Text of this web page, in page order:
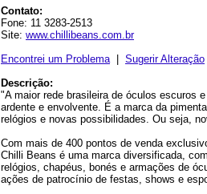
Contato:
Fone: 11 3283-2513
Site: www.chillibeans.com.br
Encontrei um Problema| Sugerir Alteração
Descrição:
"A maior rede brasileira de óculos escuros
ardente e envolvente. É a marca da
relógios e novas possibilidades. Ou seja,
Com mais de 400 pontos de venda
Chilli Beans é uma marca diversificada,
relógios, chapéus, bonés e armações de
ações de patrocínio de festas, shows e